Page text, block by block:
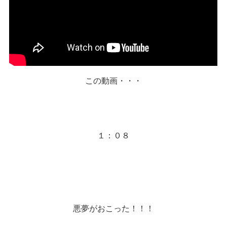
この動画・・・
１：０８
悪夢がおこった！！！